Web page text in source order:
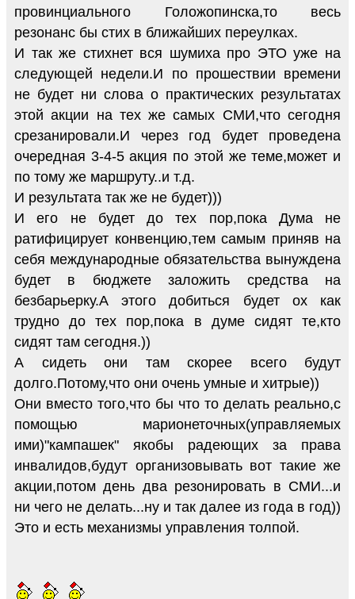
провинциального Голожопинска,то весь
резонанс бы стих в ближайших переулках.
И так же стихнет вся шумиха про ЭТО уже на
следующей недели.И по прошествии времени
не будет ни слова о практических результатах
этой акции на тех же самых СМИ,что сегодня
срезанировали.И через год будет проведена
очередная 3-4-5 акция по этой же теме,может и
по тому же маршруту..и т.д.
И результата так же не будет)))
И его не будет до тех пор,пока Дума не
ратифицирует конвенцию,тем самым приняв на
себя международные обязательства вынуждена
будет в бюджете заложить средства на
безбарьерку.А этого добиться будет ох как
трудно до тех пор,пока в думе сидят те,кто
сидят там сегодня.))
А сидеть они там скорее всего будут
долго.Потому,что они очень умные и хитрые))
Они вместо того,что бы что то делать реально,с
помощью марионеточных(управляемых
ими)"кампашек" якобы радеющих за права
инвалидов,будут организовывать вот такие же
акции,потом день два резонировать в СМИ...и
ни чего не делать...ну и так далее из года в год))
Это и есть механизмы управления толпой.